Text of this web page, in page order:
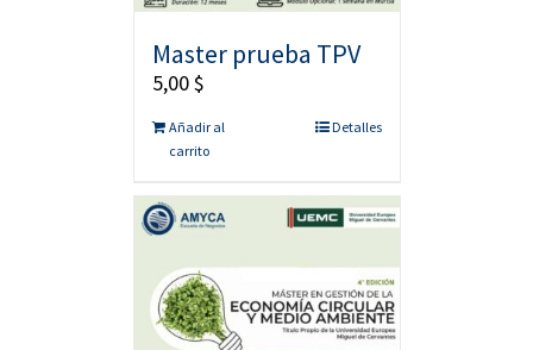
Master prueba TPV
5,00$
Añadir al
carrito
Detalles